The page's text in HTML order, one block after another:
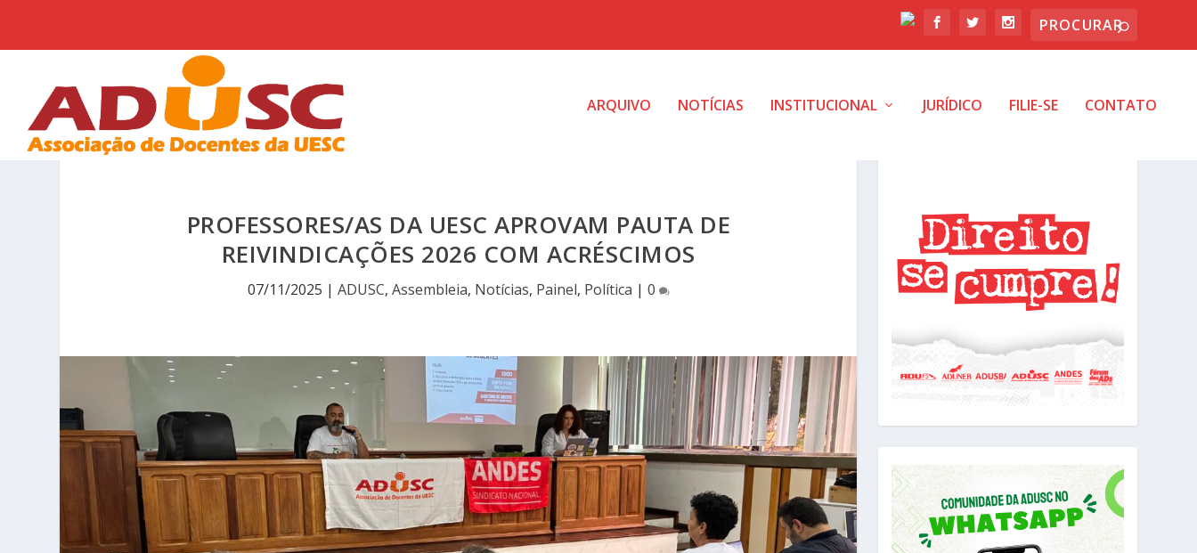
ARQUIVO NOTÍCIAS INSTITUCIONAL JURÍDICO FILIE-SE CONTATO
PROFESSORES/AS DA UESC APROVAM PAUTA DE
REIVINDICAÇÕES 2026 COM ACRÉSCIMOS
07/11/2025 | ADUSC, Assembleia, Notícias, Painel, Política | 0